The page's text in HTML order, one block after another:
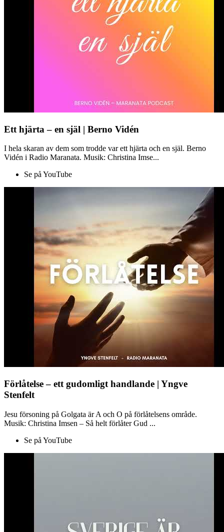
Ett hjärta – en själ | Berno Vidén
I hela skaran av dem som trodde var ett hjärta och en själ. Berno
Vidén i Radio Maranata. Musik: Christina Imse...
Se på YouTube
Förlåtelse – ett gudomligt handlande | Yngve
Stenfelt
Jesu försoning på Golgata är A och O på förlåtelsens område.
Musik: Christina Imsen – Så helt förlåter Gud ...
Se på YouTube